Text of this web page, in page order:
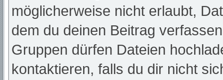
möglicherweise nicht erlaubt,
dem du deinen Beitrag
Gruppen dürfen Dateien
kontaktieren, falls du dir nicht